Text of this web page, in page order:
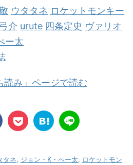
ウタタネ ロケットモンキー
介 urute 四条定史 ヴァリオ
ー太
み」ページで読む
タネ ジョン・K・ぺー太
ロケットモン